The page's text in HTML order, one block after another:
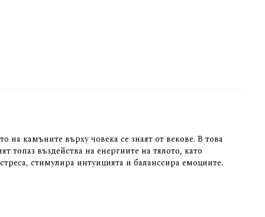
камъните върху човека се знаят от векове. В това
топаз въздейства на енергиите на тялото, като
стимулира интуицията и баланссира емоциите.